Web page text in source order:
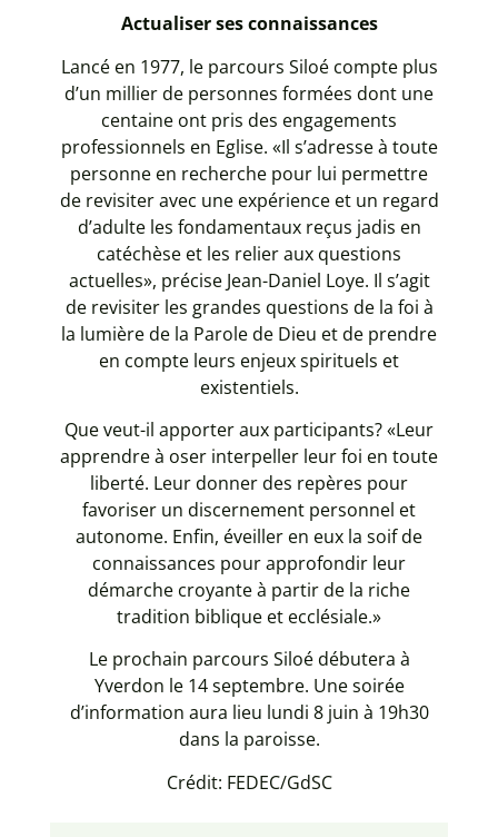
Actualiser ses connaissances
Lancé en 1977, le parcours Siloé compte plus
d’un millier de personnes formées dont une
centaine ont pris des engagements
professionnels en Eglise. «Il s’adresse à toute
personne en recherche pour lui permettre
de revisiter avec une expérience et un regard
d’adulte les fondamentaux reçus jadis en
catéchèse et les relier aux questions
actuelles», précise Jean-Daniel Loye. Il s’agit
de revisiter les grandes questions de la foi à
la lumière de la Parole de Dieu et de prendre
en compte leurs enjeux spirituels et
existentiels.
Que veut-il apporter aux participants? «Leur
apprendre à oser interpeller leur foi en toute
liberté. Leur donner des repères pour
favoriser un discernement personnel et
autonome. Enfin, éveiller en eux la soif de
connaissances pour approfondir leur
démarche croyante à partir de la riche
tradition biblique et ecclésiale.»
Le prochain parcours Siloé débutera à
Yverdon le 14 septembre. Une soirée
d’information aura lieu lundi 8 juin à 19h30
dans la paroisse.
Crédit: FEDEC/GdSC